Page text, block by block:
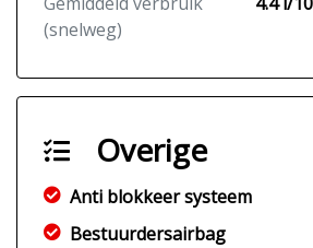
(snelweg)
Overige
Anti blokkeer systeem
Bestuurdersairbag